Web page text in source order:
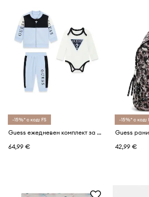
-15%* с код: FS
Guess ежедневен комплект за деца от памук
64,99 €
-15%* с код:
Guess
42,99 €